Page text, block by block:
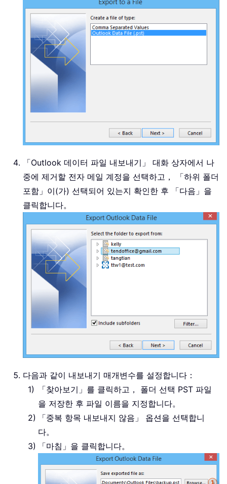
「Outlook 데이터 파일 내보내기」 대화 상자에서 나
중에 제거할 전자 메일 계정을 선택하고， 「하위 폴더
포함」이(가) 선택되어 있는지 확인한 후 「다음」을
클릭합니다。
다음과 같이 내보내기 매개변수를 설정합니다：
「찾아보기」를 클릭하고， 폴더 선택 PST 파일
을 저장한 후 파일 이름을 지정합니다。
「중복 항목 내보내지 않음」 옵션을 선택합니
다。
「마침」을 클릭합니다。